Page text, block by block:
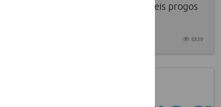
Ūkininkai ir kitais metais nepraleis progos
6329